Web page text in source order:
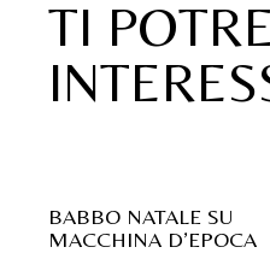
TI
BABBO NATALE SU
MACCHINA D’EPOCA